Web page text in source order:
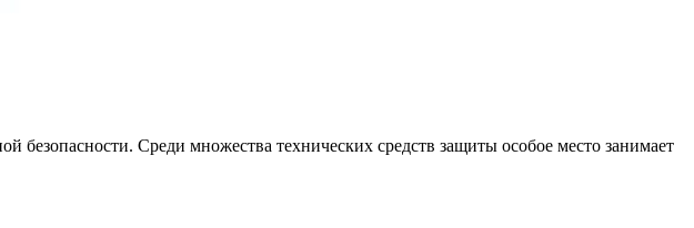
безопасности. Среди множества технических средств защиты особое место занимает